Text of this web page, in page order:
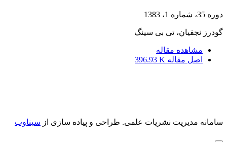
دوره 35، شماره 1، 1383
گودرز نجفیان، تی بی سینگ
مشاهده مقاله
اصل مقاله 396.93 K
سامانه مدیریت نشریات علمی. طراحی و پیاده سازی از سیناوب